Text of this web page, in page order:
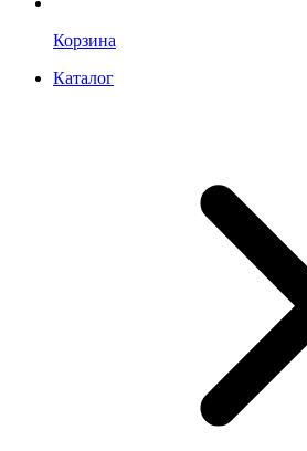
Корзина
Каталог